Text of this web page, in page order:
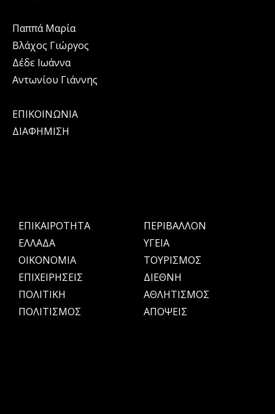
Παππά Μαρία
Βλάχος Γιώργος
Δέδε Ιωάννα
Αντωνίου Γιάννης
ΕΠΙΚΟΙΝΩΝΙΑ
ΔΙΑΦΗΜΙΣΗ
ΕΠΙΚΑΙΡΟΤΗΤΑ
ΕΛΛΑΔΑ
OIKONOMIA
ΕΠΙΧΕΙΡΗΣΕΙΣ
ΠΟΛΙΤΙΚΗ
ΠΟΛΙΤΙΣΜΟΣ
ΠΕΡΙΒΑΛΛΟΝ
ΥΓΕΙΑ
ΤΟΥΡΙΣΜΟΣ
ΔΙΕΘΝΗ
ΑΘΛΗΤΙΣΜΟΣ
ΑΠΟΨΕΙΣ